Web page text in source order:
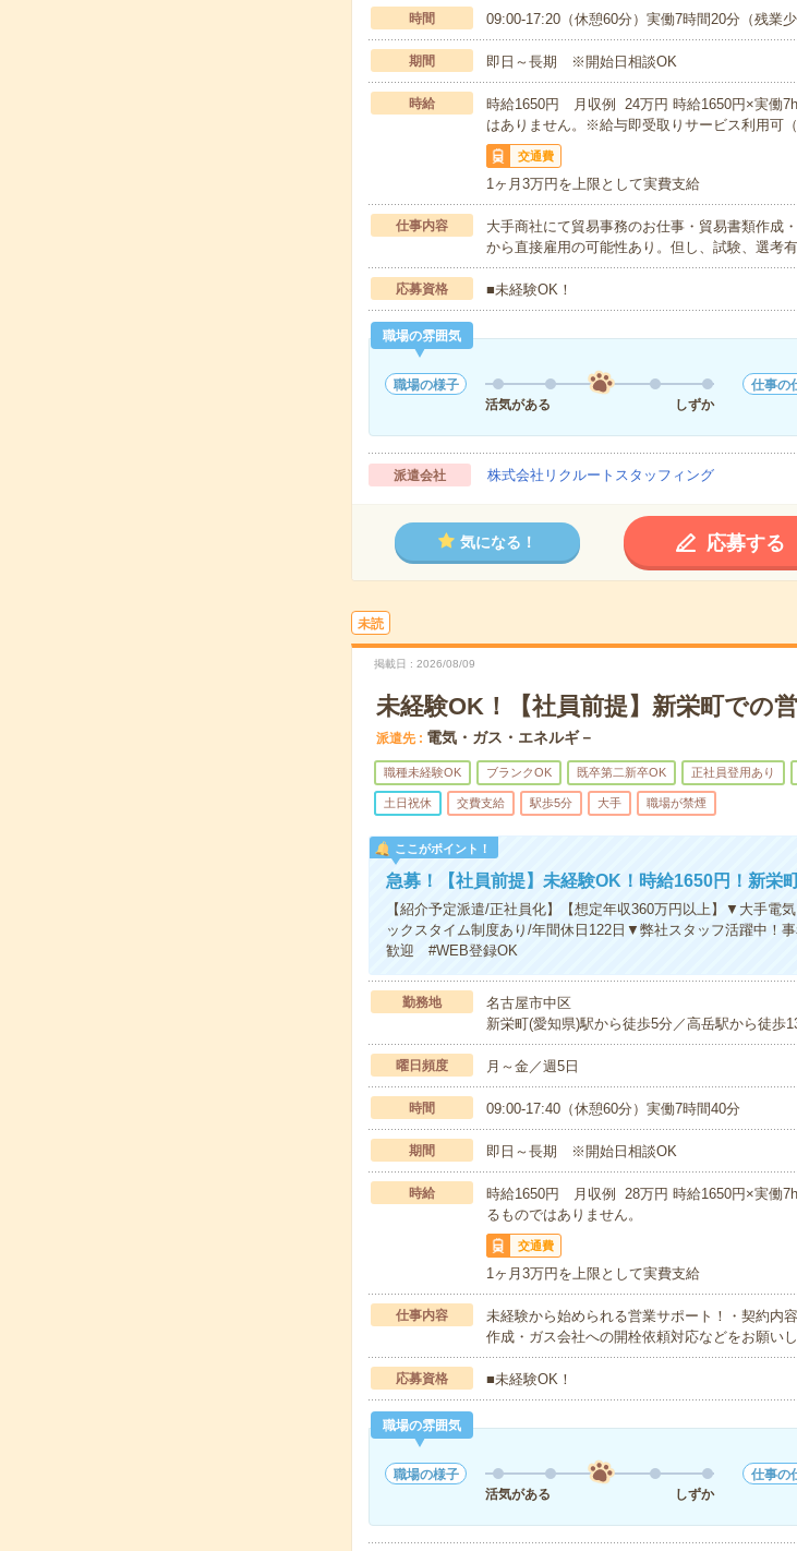
時間 09:00-17:20（休憩60分）実働7時間20分（残業少
期間 即日～長期 ※開始日相談OK
時給
時給1650円 月収例 24万円 時給1650円×実働
はありません。※給与即受取りサービス利用可（
交通費
1ヶ月3万円を上限として実費支給
仕事内容
大手商社にて貿易事務のお仕事・貿易書類作成
から直接雇用の可能性あり。但し、試験、選考
応募資格 ■未経験OK！
職場の雰囲気
職場の様子
活気がある
しずか
仕事の
派遣会社 株式会社リクルートスタッフィング
気になる！ 応募する
未読
掲載日 2026/08/09
未経験OK！【社員前提】新栄町での
派遣先 電気・ガス・エネルギ－
職種未経験OK ブランクOK 既卒第二新卒OK 正社員登用あり
土日祝休 交費支給 駅歩5分 大手 職場が禁煙
ここがポイント！
急募！【社員前提】未経験OK！時給1650円！新栄
【紹介予定派遣/正社員化】【想定年収360万円以上】▼大手電
ックスタイム制度あり/年間休日122日▼弊社スタッフ活躍中！
歓迎 #WEB登録OK
勤務地
名古屋市中区
新栄町(愛知県)駅から徒歩5分／高岳駅から徒歩
曜日頻度 月～金／週5日
時間 09:00-17:40（休憩60分）実働7時間40分
期間 即日～長期 ※開始日相談OK
時給
時給1650円 月収例 28万円 時給1650円×実働
るものではありません。
交通費
1ヶ月3万円を上限として実費支給
仕事内容
未経験から始められる営業サポート！・契約内
作成・ガス会社への開栓依頼対応などをお願い
応募資格 ■未経験OK！
職場の雰囲気
職場の様子
活気がある
しずか
仕事の